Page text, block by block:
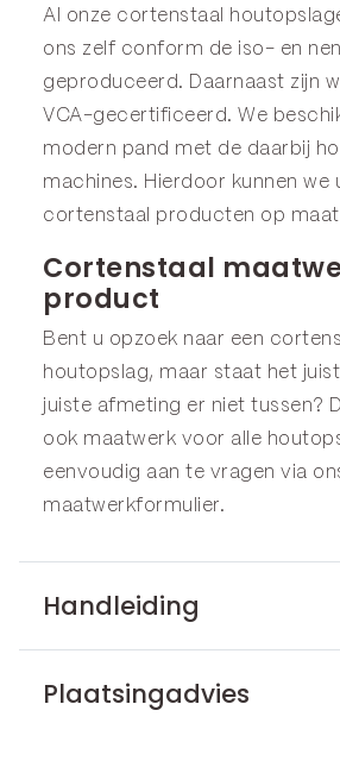
Al onze cortenstaal
ons zelf conform de iso- en
geproduceerd. Daarnaast zijn
VCA-gecertificeerd. We
modern pand met de daarbij
machines. Hierdoor kunnen we
cortenstaal producten op maat
Cortenstaal
product
Bent u opzoek naar een
houtopslag, maar staat het
juiste afmeting er niet tussen?
ook maatwerk voor alle
eenvoudig aan te vragen via
maatwerkformulier.
Handleiding
Plaatsingadvies